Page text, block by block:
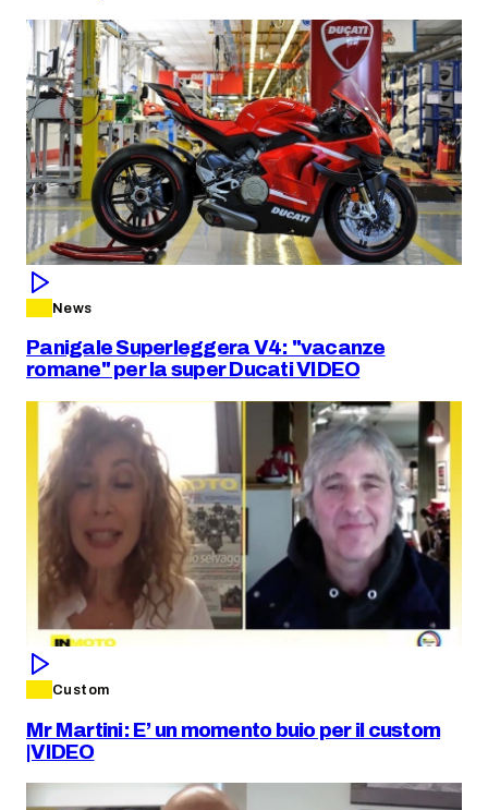
News
Panigale Superleggera V4: "vacanze
romane" per la super Ducati VIDEO
Custom
Mr Martini: E’ un momento buio per il custom
|VIDEO